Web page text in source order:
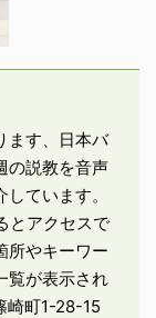
ます、日本バ
の説教を音声
ています。
とアクセスで
所やキーワー
覧が表示され
町1-28-15